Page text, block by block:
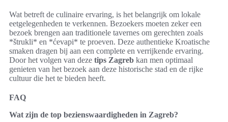
Wat betreft de culinaire ervaring, is het belangrijk om lokale
eetgelegenheden te verkennen. Bezoekers moeten zeker een
bezoek brengen aan traditionele tavernes om gerechten zoals
*štrukli* en *ćevapi* te proeven. Deze authentieke Kroatische
smaken dragen bij aan een complete en verrijkende ervaring.
Door het volgen van deze tips Zagreb kan men optimaal
genieten van het bezoek aan deze historische stad en de rijke
cultuur die het te bieden heeft.
FAQ
Wat zijn de top bezienswaardigheden in Zagreb?